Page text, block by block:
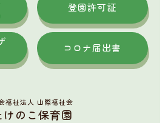
登園許可証
コロナ届出書
福祉法人 山際福祉会
けのこ保育園